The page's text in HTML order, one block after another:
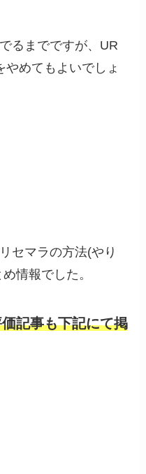
るまでですが、UR
めてもよいでしょ
セマラの方法(やり
情報でした。
記事も下記にて掲